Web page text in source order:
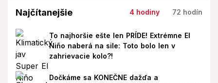
Najčítanejšie 4 hodiny 72 hodín
To najhoršie ešte len PRÍDE! Extrémne El
Niño naberá na sile: Toto bolo len v
zahrievacie kolo?!
Dočkáme sa KONEČNE dažďa a